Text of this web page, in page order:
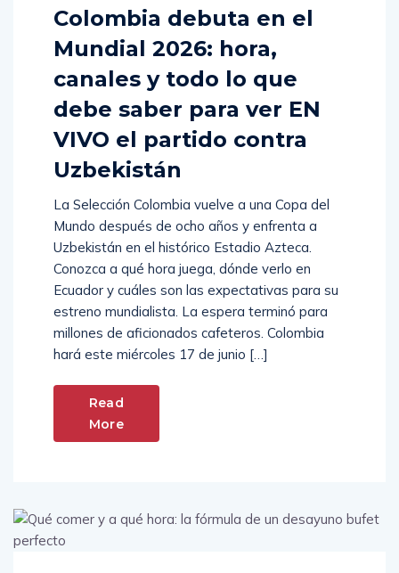
Colombia debuta en el
Mundial 2026: hora,
canales y todo lo que
debe saber para ver EN
VIVO el partido contra
Uzbekistán
La Selección Colombia vuelve a una Copa del
Mundo después de ocho años y enfrenta a
Uzbekistán en el histórico Estadio Azteca.
Conozca a qué hora juega, dónde verlo en
Ecuador y cuáles son las expectativas para su
estreno mundialista. La espera terminó para
millones de aficionados cafeteros. Colombia
hará este miércoles 17 de junio […]
Read
More